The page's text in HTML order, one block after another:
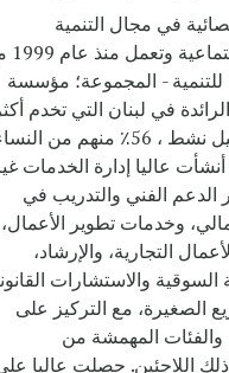
في مجال التنمية
الاقتصادية والاجتماعية وتعمل منذ عام 1999 مع
للتنمية - المجموعة؛ مؤسسة
في لبنان التي تخدم أكثر
من 75،000 عميل نشط ، 56٪ منهم من النساء.
2005 ، أنشأت عاليا إدارة الخدمات غير
الدعم الفني والتدريب في
وخدمات تطوير الأعمال،
التجارية، والإرشاد،
والاستشارات القانونية
الصغيرة، مع التركيز على
المهمشة من
اللاجئين. حصلت عاليا على